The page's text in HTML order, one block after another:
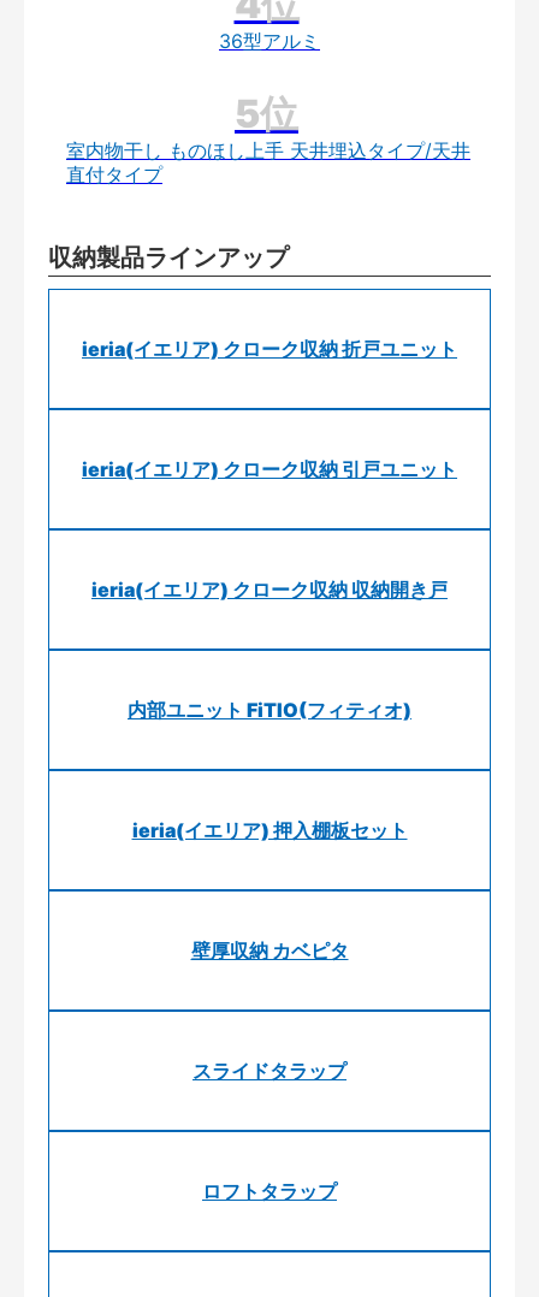
36型アルミ
室内物干し ものほし上手 天井埋込タイプ/天井
直付タイプ
収納製品ラインアップ
ieria(イエリア) クローク収納 折戸ユニット
ieria(イエリア) クローク収納 引戸ユニット
ieria(イエリア) クローク収納 収納開き戸
内部ユニット FiTIO(フィティオ)
ieria(イエリア) 押入棚板セット
壁厚収納 カベピタ
スライドタラップ
ロフトタラップ